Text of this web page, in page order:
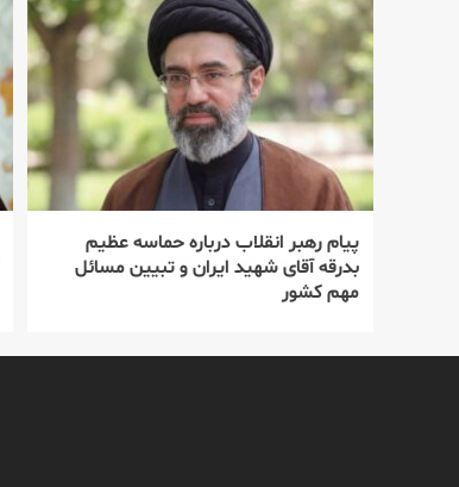
پیام رهبر انقلاب درباره حماسه عظیم
بدرقه آقای شهید ایران و تبیین مسائل
مهم کشور